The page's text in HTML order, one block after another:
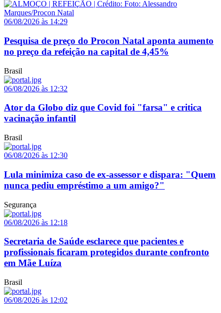
06/08/2026 às 14:29
Pesquisa de preço do Procon Natal aponta aumento
no preço da refeição na capital de 4,45%
Brasil
06/08/2026 às 12:32
Ator da Globo diz que Covid foi "farsa" e critica
vacinação infantil
Brasil
06/08/2026 às 12:30
Lula minimiza caso de ex-assessor e dispara: "Quem
nunca pediu empréstimo a um amigo?"
Segurança
06/08/2026 às 12:18
Secretaria de Saúde esclarece que pacientes e
profissionais ficaram protegidos durante confronto
em Mãe Luíza
Brasil
06/08/2026 às 12:02